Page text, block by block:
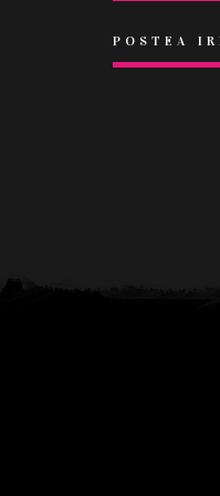
POSTEA